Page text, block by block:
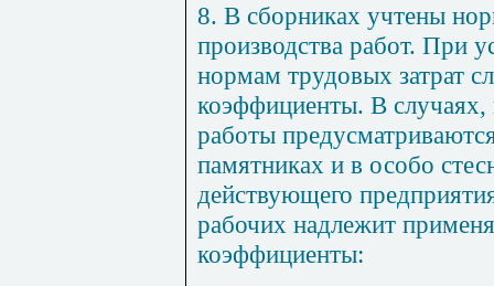
8. В сборниках учтены
производства работ. При
нормам трудовых затрат
коэффициенты. В случаях,
работы
памятниках и в особо
действующего
рабочих надлежит
коэффициенты: